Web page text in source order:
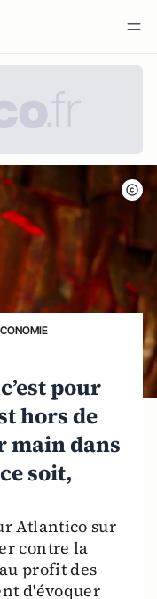
pour
hors de
main dans
soit,
Atlantico sur
contre la
profit des
d'évoquer